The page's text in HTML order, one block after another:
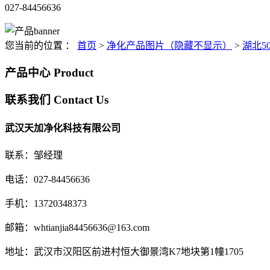
027-84456636
您当前的位置 ： 首页 > 净化产品图片（隐藏不显示） > 湖北
产品中心 Product
联系我们 Contact Us
武汉天加净化科技有限公司
联系：邹经理
电话：027-84456636
手机：13720348373
邮箱：whtianjia84456636@163.com
地址：武汉市汉阳区前进村恒大御景湾K7地块第1幢1705